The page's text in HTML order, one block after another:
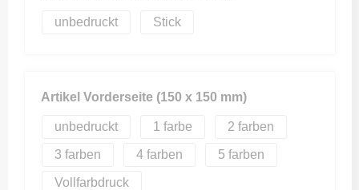
unbedruckt Stick
Artikel Vorderseite (150 x 150 mm)
unbedruckt 1 2
3 4 5
Vollfarbdruck